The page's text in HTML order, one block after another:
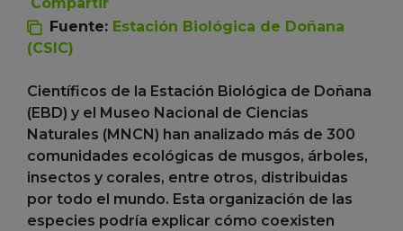
Compartir
Fuente: Estación Biológica de Doñana
(CSIC)
Científicos de la Estación Biológica de Doñana
(EBD) y el Museo Nacional de Ciencias
Naturales (MNCN) han analizado más de 300
comunidades ecológicas de musgos, árboles,
insectos y corales, entre otros, distribuidas
por todo el mundo. Esta organización de las
especies podría explicar cómo coexisten